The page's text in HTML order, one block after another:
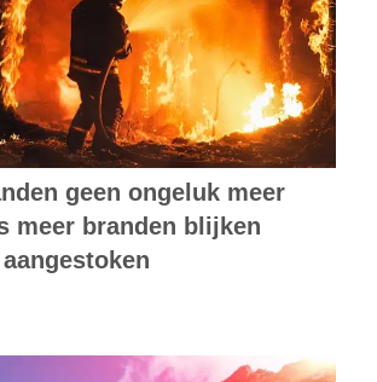
geen ongeluk meer
meer branden blijken